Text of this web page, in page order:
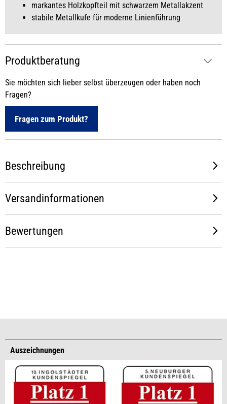
markantes Holzkopfteil mit schwarzem Metallakzent
stabile Metallkufe für moderne Linienführung
Produktberatung
Sie möchten sich lieber selbst überzeugen oder haben noch
Fragen?
Fragen zum Produkt?
Beschreibung
Versandinformationen
Bewertungen
Auszeichnungen